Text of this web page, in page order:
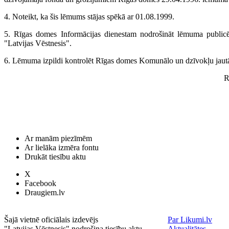
4. Noteikt, ka šis lēmums stājas spēkā ar 01.08.1999.
5. Rīgas domes Informācijas dienestam nodrošināt lēmuma
"Latvijas Vēstnesis".
6. Lēmuma izpildi kontrolēt Rīgas domes Komunālo un dzīvokļu
Ar manām piezīmēm
Ar lielāka izmēra fontu
Drukāt tiesību aktu
X
Facebook
Draugiem.lv
Šajā vietnē oficiālais izdevējs
Par Likumi.lv